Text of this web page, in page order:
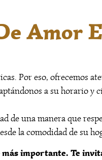
Amor
Por eso, ofrecemos
a su horario y
de una manera que
la comodidad de su
importante. Te